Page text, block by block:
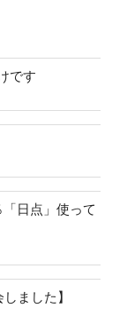
です
日点」使って
ました】